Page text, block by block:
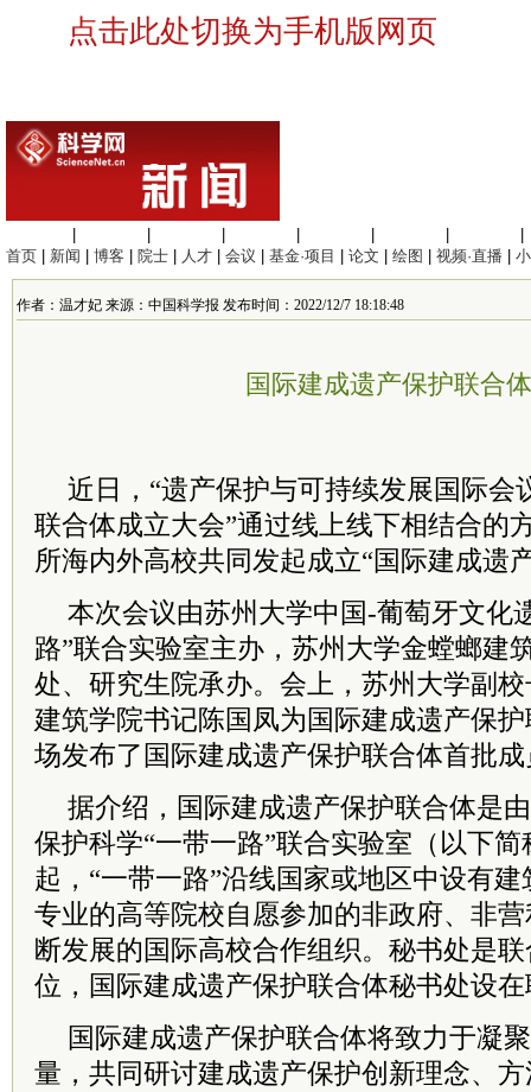
点击此处切换为手机版网页
首页
新闻 博客 院士 人才 会议 基金·项目 论文 绘图 视频·直播
作者：温才妃 来源：中国科学报 发布时间：2022/12/7 18:18:48
国际建成遗产保护联合
近日，“遗产保护与可持续发展国际会
联合体成立大会”通过线上线下相结合的
所海内外高校共同发起成立“国际建成遗
本次会议由苏州大学中国-葡萄牙文化
路”联合实验室主办，苏州大学金螳螂建
处、研究生院承办。会上，苏州大学副
建筑学院书记陈国凤为国际建成遗产保
场发布了国际建成遗产保护联合体首批
据介绍，国际建成遗产保护联合体是
保护科学“一带一路”联合实验室（以下
起，“一带一路”沿线国家或地区中设有
专业的高等院校自愿参加的非政府、非
断发展的国际高校合作组织。秘书处是
位，国际建成遗产保护联合体秘书处设
国际建成遗产保护联合体将致力于凝
量，共同研讨建成遗产保护创新理念、